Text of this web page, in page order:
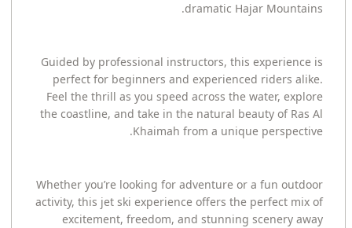
dramatic Hajar Mountains.
Guided by professional instructors, this experience is
perfect for beginners and experienced riders alike.
Feel the thrill as you speed across the water, explore
the coastline, and take in the natural beauty of Ras Al
Khaimah from a unique perspective.
Whether you’re looking for adventure or a fun outdoor
activity, this jet ski experience offers the perfect mix of
excitement, freedom, and stunning scenery away